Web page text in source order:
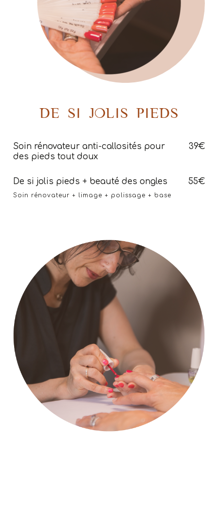
DE SI JOLIS PIEDS
Soin rénovateur anti-callosités pour
des pieds tout doux
39€
De si jolis pieds + beauté des ongles 55€
Soin rénovateur + limage + polissage + base